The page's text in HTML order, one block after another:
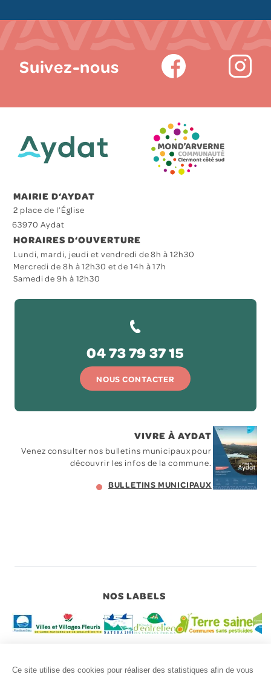
Suivez-nous
MAIRIE D‘AYDAT
2 place de l’Église
63970 Aydat
HORAIRES D‘OUVERTURE
Lundi, mardi, jeudi et vendredi de 8h à 12h30
Mercredi de 8h à 12h30 et de 14h à 17h
Samedi de 9h à 12h30
04 73 79 37 15
NOUS CONTACTER
VIVRE À AYDAT
Venez consulter nos bulletins municipaux pour
découvrir les infos de la commune.
BULLETINS MUNICIPAUX
NOS LABELS